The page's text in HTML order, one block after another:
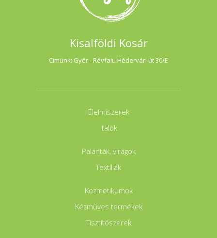
Kisalföldi Kosár
Címünk: Győr - Révfalu Hédervári út 30/E
Élelmiszerek
Italok
Palánták, virágok
Textíliák
Kozmetikumok
Kézműves termékek
Tisztítószerek